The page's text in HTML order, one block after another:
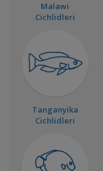
Malawi
Cichlidleri
Tanganyika
Cichlidleri